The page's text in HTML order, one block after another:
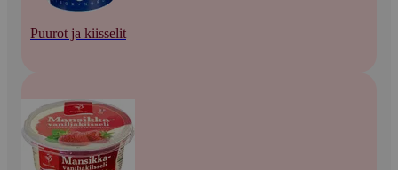
Puurot ja kiisselit